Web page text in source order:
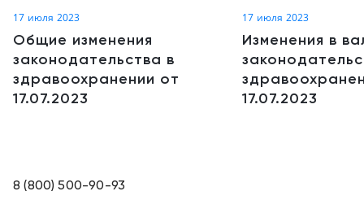
17 июля 2023
Общие изменения
законодательства в
здравоохранении от
17.07.2023
17 июля 2023
Изменения в
17.07.2023
8 (800) 500-90-93